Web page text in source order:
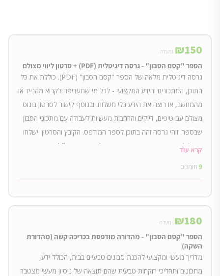
₪150 ומעלה
הספר "קסם הסבון" - גרסה דיגיטלית (PDF) + סרטון ליווי מצולם
גרסה דיגיטלית מלאה של הספר "קסם הסבון" (PDF). כוללת את כל
התוכן, המתכונים והידע המקצועי - לכל מי שמעדיפה לקרוא מהנייד או
מהמחשב, או רוצה את הידע בלי משלוח. ובנוסף קישור לסרטון בונוס
מצולם עם טיפים, דיוקים והרחבות מעשיות לעבודה עם מתכוני הסבון
שבספר. זוהי גרסה זהה בתוכן לספר המודפס. הקובץ והסרטון יישלחו
במייל לאחר סיום הקמפיין. מתאים גם למי שגרה בחו״ל או רוצה
קרא עוד
9 תומכים
₪180 ומעלה
הספר "קסם הסבון" - מהדורה מודפסת בכריכה קשה (מהדורת
השקה)
מדריך מעשי ומקצועי להכנת סבונים טבעיים בבית, הכולל ידע,
מתכונים ותהליכי רוקחות טבעית שהם תוצאה של ניסיון מעשי מצטבר